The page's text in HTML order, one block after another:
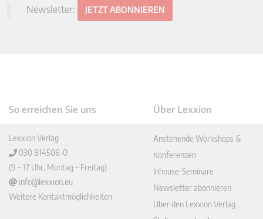
Newsletter: JETZT ABONNIEREN
So erreichen Sie uns
Lexxion Verlag
030 814506-0
(9 – 17 Uhr, Montag – Freitag)
info@lexxion.eu
Weitere Kontaktmöglichkeiten
Über Lexxion
Anstehende Workshops &
Konferenzen
Inhouse-Seminare
Newsletter abonnieren
Über den Lexxion Verlag